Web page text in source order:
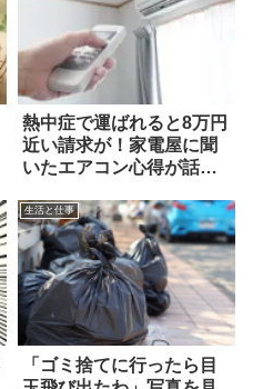
熱中症で運ばれると8万円
近い請求が！家電屋に聞
いたエアコン心得が話題
生活と仕事
「ゴミ捨てに行ったら目